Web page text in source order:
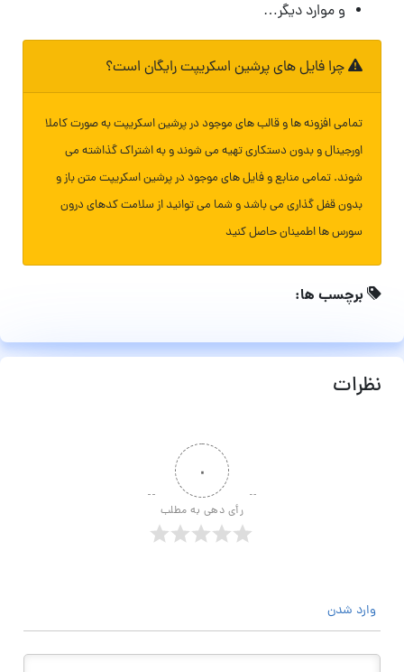
و موارد دیگر…
چرا فایل های پرشین اسکریپت رایگان است؟
تمامی افزونه ها و قالب های موجود در پرشین اسکریپت به صورت کاملا
اورجینال و بدون دستکاری تهیه می شوند و به اشتراک گذاشته می
شوند. تمامی منابع و فایل های موجود در پرشین اسکریپت متن باز و
بدون قفل گذاری می باشد و شما می توانید از سلامت کدهای درون
سورس ها اطمینان حاصل کنید
برچسب ها:
نظرات
۰
رأی دهی به مطلب
وارد شدن